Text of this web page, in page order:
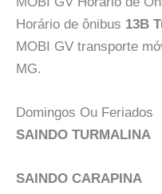
Horário de ônibus 13B
MOBI GV transporte
MG.
Domingos Ou Feriados
SAINDO TURMALINA
SAINDO CARAPINA